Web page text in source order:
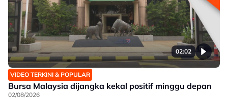
02:02
VIDEO TERKINI & POPULAR
Bursa Malaysia dijangka kekal positif minggu depan
02/08/2026